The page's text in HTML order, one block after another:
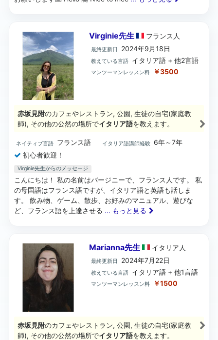
Virginie先生 フランス 人
最終更新日 2024年9月18日
教えている言語 イタリア語 + 他2言語
マンツーマンレッスン料 ￥3500
赤坂見附のカフェやレストラン, 公園, 生徒の自宅(家庭教
師), その他の公然の場所でイタリア語を教えます。
ネイティブ言語 フランス語 イタリア語講師経験
6年～7年
初心者歓迎！
Virginie先生からのメッセージ
こんにちは！ 私の名前はバージニーで、フランス人です。 私
の母国語はフランス語ですが、イタリア語と英語も話しま
す。 飲み物、ゲーム、散歩、お好みのマニュアル、遊びな
ど、フランス語を上達させる ... もっと見る
Marianna先生 イタリア 人
最終更新日 2024年7月22日
教えている言語 イタリア語 + 他1言語
マンツーマンレッスン料 ￥1500
赤坂見附のカフェやレストラン, 公園, 生徒の自宅(家庭教
師), その他の公然の場所でイタリア語を教えます。